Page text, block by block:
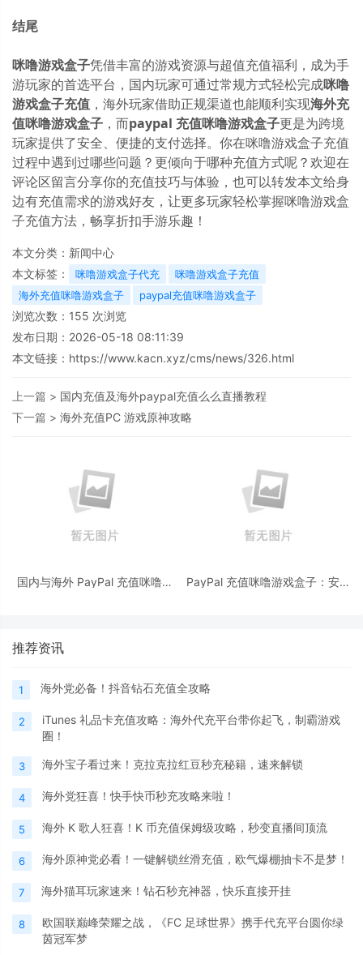
结尾
咪噜游戏盒子凭借丰富的游戏资源与超值充值福利，成为手
游玩家的首选平台，国内玩家可通过常规方式轻松完成咪噜
游戏盒子充值 ，海外玩家借助正规渠道也能顺利实现海外充
值咪噜游戏盒子 ，而paypal 充值咪噜游戏盒子更是为跨境
玩家提供了安全、便捷的支付选择。你在咪噜游戏盒子充值
过程中遇到过哪些问题？更倾向于哪种充值方式呢？欢迎在
评论区留言分享你的充值技巧与体验，也可以转发本文给身
边有充值需求的游戏好友，让更多玩家轻松掌握咪噜游戏盒
子充值方法，畅享折扣手游乐趣！
本文分类： 新闻中心
本文标签：
咪噜游戏盒子代充
咪噜游戏盒子充值
海外充值咪噜游戏盒子
paypal充值咪噜游戏盒子
浏览次数： 155 次浏览
发布日期：2026-05-18 08:11:39
本文链接： https://www.kacn.xyz/cms/news/326.html
上一篇 > 国内充值及海外paypal充值么么直播教程
下一篇 > 海外充值PC 游戏原神攻略
国内与海外 PayPal 充值咪噜游
PayPal 充值咪噜游戏盒子：安全
推荐资讯
1 海外党必备！抖音钻石充值全攻略
2
iTunes 礼品卡充值攻略：海外代充平台带你起飞，制霸游戏
圈！
3 海外宝子看过来！克拉克拉红豆秒充秘籍，速来解锁
4 海外党狂喜！快手快币秒充攻略来啦！
5 海外 K 歌人狂喜！K 币充值保姆级攻略，秒变直播间顶流
6 海外原神党必看！一键解锁丝滑充值，欧气爆棚抽卡不是梦！
7 海外猫耳玩家速来！钻石秒充神器，快乐直接开挂
8
欧国联巅峰荣耀之战，《FC 足球世界》携手代充平台圆你绿
茵冠军梦